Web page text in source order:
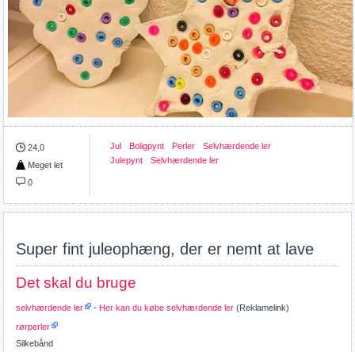
24,0
Meget let
0
Jul Boligpynt Perler
Selvhærdende ler
Julepynt
Selvhærdende ler
Super fint juleophæng, der er nemt at lave
Det skal du bruge
selvhærdende ler - Her kan du købe selvhærdende ler (Reklamelink)
rørperler
Silkebånd